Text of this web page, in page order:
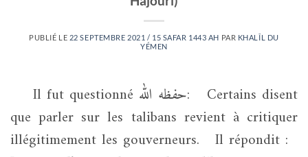
PUBLIÉ LE 22 SEPTEMBRE 2021 / 15 SAFAR 1443 AH PAR KHALÎL DU
YÉMEN
Il fut questionné حفظه الله: Certains disent
que parler sur les talibans revient à critiquer
illégitimement les gouverneurs. Il répondit :